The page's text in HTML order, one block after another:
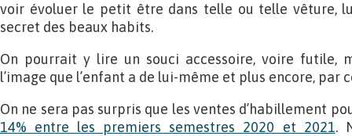
voir évoluer le petit être dans telle ou telle vêture,
secret des beaux habits.
On pourrait y lire un souci accessoire, voire futile,
l’image que l’enfant a de lui-même et plus encore, par
On ne sera pas surpris que les ventes d’habillement
14% entre les premiers semestres 2020 et 2021.